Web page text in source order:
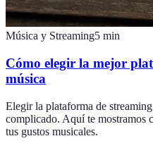
Música y Streaming5 min
Cómo elegir la mejor
música
Elegir la plataforma de
complicado. Aquí te mostramos
tus gustos musicales.